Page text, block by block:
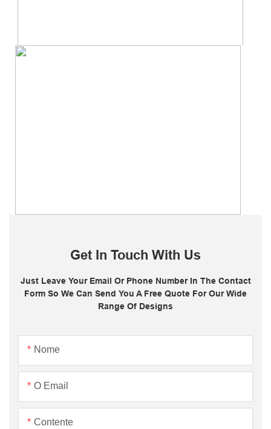
Get In Touch With Us
Just Leave Your Email Or Phone Number In The Contact
Form So We Can Send You A Free Quote For Our Wide
Range Of Designs
Nome
O Email
Contente